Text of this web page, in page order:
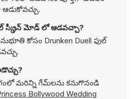
స్క్రీన్ మోడ్ లో ఆడవచ్చా?
కోసం Drunken Duell ఫుల్
మరిన్ని గేమ్‌లను కనుగొనండి
Bollywood Wedding